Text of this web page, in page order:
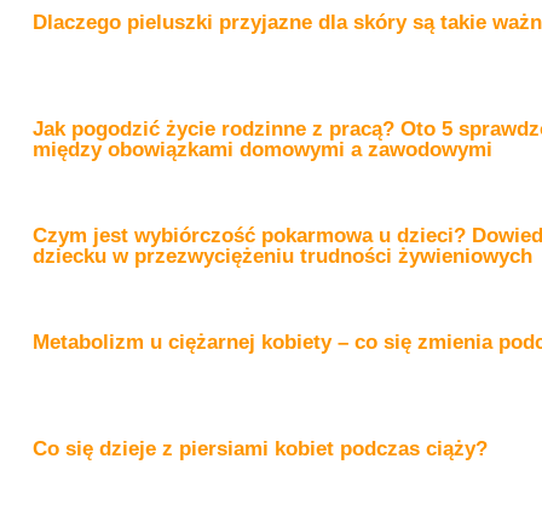
Dlaczego pieluszki przyjazne dla skóry są takie
Jak pogodzić życie rodzinne z pracą? Oto 5
między obowiązkami domowymi a zawodowymi
Czym jest wybiórczość pokarmowa u dzieci?
dziecku w przezwyciężeniu trudności żywieniowych
Metabolizm u ciężarnej kobiety – co się zmienia
Co się dzieje z piersiami kobiet podczas ciąży?